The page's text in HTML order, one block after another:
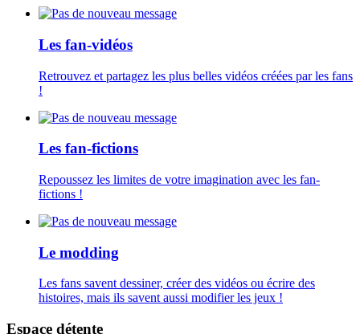
Les fan-vidéos
Retrouvez et partagez les plus belles vidéos créées par les fans
!
Les fan-fictions
Repoussez les limites de votre imagination avec les fan-
fictions !
Le modding
Les fans savent dessiner, créer des vidéos ou écrire des
histoires, mais ils savent aussi modifier les jeux !
Espace détente